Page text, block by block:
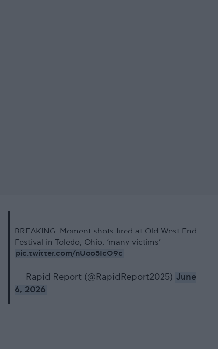
BREAKING: Moment shots fired at Old West End
Festival in Toledo, Ohio; ‘many victims’
pic.twitter.com/nUoo5IcO9c
— Rapid Report (@RapidReport2025) June
6, 2026